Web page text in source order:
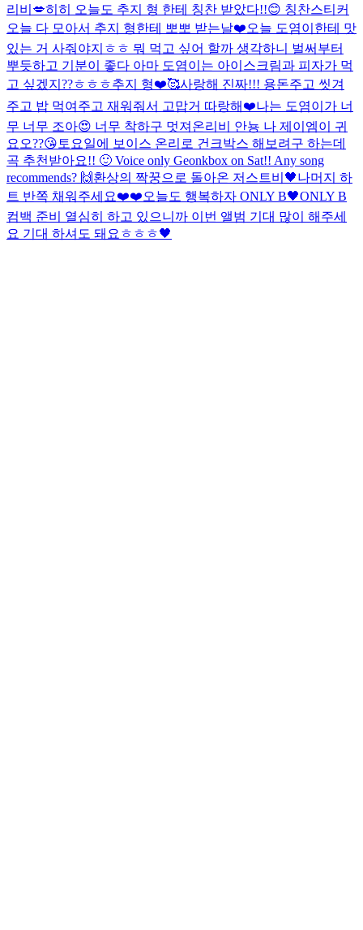
리비💋히히 오늘도 추지 형 한테 칭찬 받았다!!😊 칭찬스티커
오늘 다 모아서 추지 형한테 뽀뽀 받는날❤️오늘 도염이한테 맛
있는 거 사줘야지ㅎㅎ 뭐 먹고 싶어 할까 생각하니 벌써부터
뿌듯하고 기분이 좋다 아마 도염이는 아이스크림과 피자가 먹
고 싶겠지??ㅎㅎㅎ추지 형❤️🥰사랑해 진짜!!! 용돈주고 씻겨
주고 밥 먹여주고 재워줘서 고맙거 따랑해❤️나는 도염이가 너
무 너무 조아😍 너무 착하구 멋져 온리비 안뇽 나 제이엠이 귀
요오??😘 토요일에 보이스 온리로 건크박스 해보려구 하는데
곡 추천받아요!! 🙂 Voice only Geonkbox on Sat!! Any song
recommends? 🙌 환상의 짝꿍으로 돌아온 저스트비🖤나머지 하
트 반쪽 채워주세요❤️❤️오늘도 행복하자 ONLY B🖤ONLY B
컴백 준비 열심히 하고 있으니까 이번 앨범 기대 많이 해주세
요 기대 하셔도 돼요ㅎㅎㅎ🖤